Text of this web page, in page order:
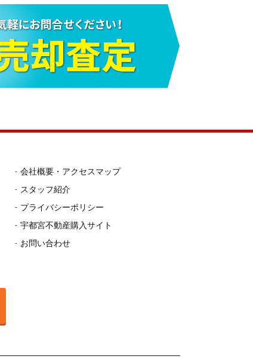
会社概要・アクセスマップ
スタッフ紹介
プライバシーポリシー
宇都宮不動産購入サイト
お問い合わせ